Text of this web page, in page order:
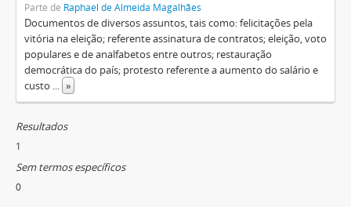
Parte de Raphael de Almeida Magalhães
Documentos de diversos assuntos, tais como: felicitações pela
vitória na eleição; referente assinatura de contratos; eleição, voto
populares e de analfabetos entre outros; restauração
democrática do país; protesto referente a aumento do salário e
custo ... »
Resultados
1
Sem termos específicos
0